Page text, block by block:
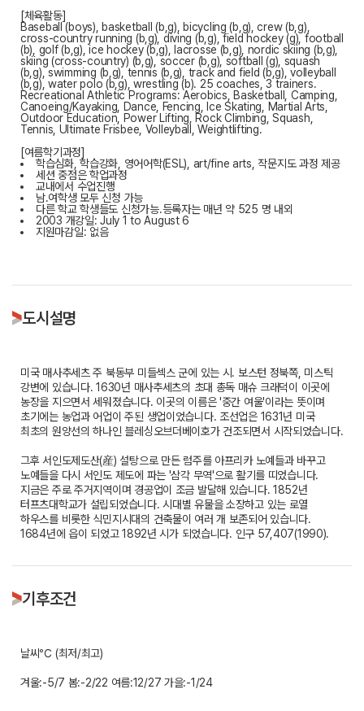
[체육활동]
Baseball (boys), basketball (b,g), bicycling (b,g), crew (b,g),
cross-country running (b,g), diving (b,g), field hockey (g), football
(b), golf (b,g), ice hockey (b,g), lacrosse (b,g), nordic skiing (b,g),
skiing (cross-country) (b,g), soccer (b,g), softball (g), squash
(b,g), swimming (b,g), tennis (b,g), track and field (b,g), volleyball
(b,g), water polo (b,g), wrestling (b). 25 coaches, 3 trainers.
Recreational Athletic Programs: Aerobics, Basketball, Camping,
Canoeing/Kayaking, Dance, Fencing, Ice Skating, Martial Arts,
Outdoor Education, Power Lifting, Rock Climbing, Squash,
Tennis, Ultimate Frisbee, Volleyball, Weightlifting.
[여름학기과정]
학습심화, 학습강화, 영어어학(ESL), art/fine arts, 작문지도 과정 제공
세션 중점은 학업과정
교내에서 수업진행
남.여학생 모두 신청 가능
다른 학교 학생들도 신청가능.등록자는 매년 약 525 명 내외
2003 개강일: July 1 to August 6
지원마감일: 없음
도시설명
미국 매사추세츠 주 북동부 미들섹스 군에 있는 시. 보스턴 정북쪽, 미스틱
강변에 있습니다. 1630년 매사추세츠의 초대 총독 매슈 크래덕이 이곳에
농장을 지으면서 세워졌습니다. 이곳의 이름은 '중간 여울'이라는 뜻이며
초기에는 농업과 어업이 주된 생업이었습니다. 조선업은 1631년 미국
최초의 원양선의 하나인 블레싱오브더베이호가 건조되면서 시작되었습니다.
그후 서인도제도산(産) 설탕으로 만든 럼주를 아프리카 노예들과 바꾸고
노예들을 다시 서인도 제도에 파는 '삼각 무역'으로 활기를 띠었습니다.
지금은 주로 주거지역이며 경공업이 조금 발달해 있습니다. 1852년
터프츠대학교가 설립되었습니다. 시대별 유물을 소장하고 있는 로열
하우스를 비롯한 식민지시대의 건축물이 여러 개 보존되어 있습니다.
1684년에 읍이 되었고 1892년 시가 되었습니다. 인구 57,407(1990).
기후조건
날씨℃ (최저/최고)
겨울:-5/7 봄:-2/22 여름:12/27 가을:-1/24